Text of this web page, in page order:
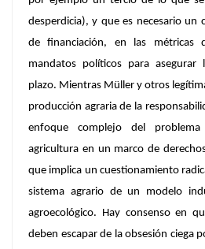
desperdicia), y que es necesario un
de financiación, en las métricas
mandatos políticos para asegurar
plazo. Mientras Müller y otros
producción agraria de la
enfoque complejo del
agricultura en un marco de
que implica un cuestionamiento
sistema agrario de un modelo
agroecológico. Hay consenso en
deben escapar de la obsesión ciega